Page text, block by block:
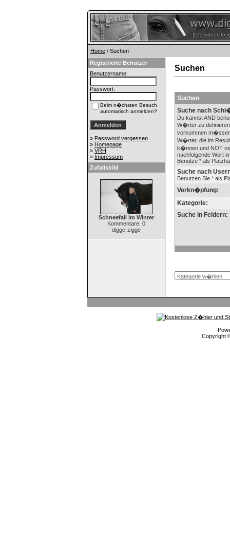
Home / Suchen
Registrierte Benutzer
Benutzername:
Passwort:
Beim n�chsten Besuch
automatisch anmelden?
» Password vergessen
» Homepage
» VRH
» Impressum
Zufallsbild
Schneefall im Winter
Kommentare: 0
digge-zigge
Suchen
Suchen
Suche nach
Du kannst AND
W�rter zu
vorkommen
W�rter, die im
k�nnen und NOT
nachfolgende Wort
Benutze * als
Suche nach
Benutzen Sie * als
Verkn�pfung:
Kategorie:
Suche in Feldern:
Copyright